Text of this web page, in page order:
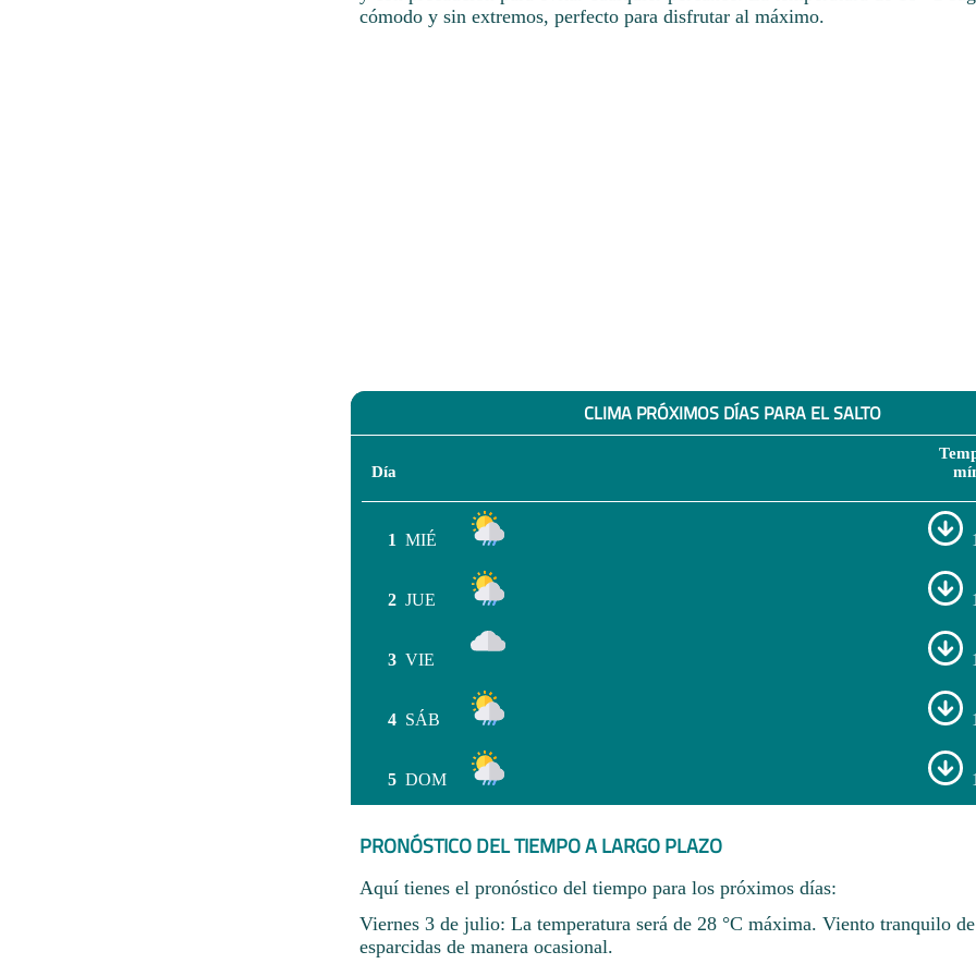
cómodo y sin extremos, perfecto para disfrutar al máximo.
CLIMA PRÓXIMOS DÍAS PARA EL SALTO
Día
1 MIÉ
2 JUE
3 VIE
4 SÁB
5 DOM
PRONÓSTICO DEL TIEMPO A LARGO PLAZO
Aquí tienes el pronóstico del tiempo para los próximos días:
Viernes 3 de julio: La temperatura será de 28 °C máxima. Viento tranquilo
esparcidas de manera ocasional.